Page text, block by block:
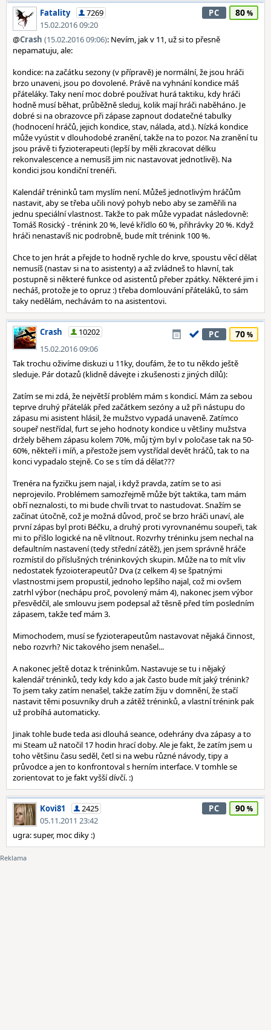
Fatality
7269
15.02.2016 09:20
PC 80
@Crash (15.02.2016 09:06): Nevím, jak v 11, už si to přesně
nepamatuju, ale:
kondice: na začátku sezony (v přípravě) je normální, že jsou hráči
brzo unaveni, jsou po dovolené. Právě na vyhnání kondice máš
přáteláky. Taky není moc dobré používat hurá taktiku, kdy hráči
hodně musí běhat, průběžně sleduj, kolik mají hráči naběháno. Je
dobré si na obrazovce při zápase zapnout dodatečné tabulky
(hodnocení hráčů, jejich kondice, stav, nálada, atd.). Nízká kondice
může vyústit v dlouhodobé zranění, takže na to pozor. Na zranění tu
jsou právě ti fyzioterapeuti (lepší by měli zkracovat délku
rekonvalescence a nemusíš jim nic nastavovat jednotlivě). Na
kondici jsou kondiční trenéři.
Kalendář tréninků tam myslím není. Můžeš jednotlivým hráčům
nastavit, aby se třeba učili nový pohyb nebo aby se zaměřili na
jednu speciální vlastnost. Takže to pak může vypadat následovně:
Tomáš Rosický - trénink 20 %, levé křídlo 60 %, přihrávky 20 %. Když
hráči nenastavíš nic podrobně, bude mít trénink 100 %.
Chce to jen hrát a přejde to hodně rychle do krve, spoustu věcí dělat
nemusíš (nastav si na to asistenty) a až zvládneš to hlavní, tak
postupně si některé funkce od asistentů přeber zpátky. Některé jim i
necháš, protože je to opruz :) třeba domlouvání přáteláků, to sám
taky nedělám, nechávám to na asistentovi.
Crash
10202
15.02.2016 09:06
PC 70
Tak trochu oživíme diskuzi u 11ky, doufám, že to tu někdo ještě
sleduje. Pár dotazů (klidně dávejte i zkušenosti z jiných dílů):
Zatím se mi zdá, že největší problém mám s kondicí. Mám za sebou
teprve druhý přátelák před začátkem sezóny a už při nástupu do
zápasu mi asistent hlásil, že mužstvo vypadá unaveně. Zatímco
soupeř nestřídal, furt se jeho hodnoty kondice u většiny mužstva
držely během zápasu kolem 70%, můj tým byl v poločase tak na 50-
60%, někteří i míň, a přestože jsem vystřídal devět hráčů, tak to na
konci vypadalo stejně. Co se s tím dá dělat???
Trenéra na fyzičku jsem najal, i když pravda, zatím se to asi
neprojevilo. Problémem samozřejmě může být taktika, tam mám
obří neznalosti, to mi bude chvíli trvat to nastudovat. Snažím se
začínat útočně, což je možná důvod, proč se brzo hráči unaví, ale
první zápas byl proti Béčku, a druhý proti vyrovnanému soupeři, tak
mi to přišlo logické na ně vlítnout. Rozvrhy tréninku jsem nechal na
defaultním nastavení (tedy střední zátěž), jen jsem správně hráče
rozmístil do příslušných tréninkových skupin. Může na to mít vliv
nedostatek fyzoioterapeutů? Dva (z celkem 4) se špatnými
vlastnostmi jsem propustil, jednoho lepšího najal, což mi ovšem
zatrhl výbor (nechápu proč, povolený mám 4), nakonec jsem výbor
přesvědčil, ale smlouvu jsem podepsal až těsně před tím posledním
zápasem, takže teď mám 3.
Mimochodem, musí se fyzioterapeutům nastavovat nějaká činnost,
nebo rozvrh? Nic takového jsem nenašel...
A nakonec ještě dotaz k tréninkům. Nastavuje se tu i nějaký
kalendář tréninků, tedy kdy kdo a jak často bude mít jaký trénink?
To jsem taky zatím nenašel, takže zatím žiju v domnění, že stačí
nastavit těmi posuvníky druh a zátěž tréninků, a vlastní trénink pak
už probíhá automaticky.
Jinak tohle bude teda asi dlouhá seance, odehrány dva zápasy a to
mi Steam už natočil 17 hodin hrací doby. Ale je fakt, že zatím jsem u
toho většinu času seděl, četl si na webu různé návody, tipy a
průvodce a jen to konfrontoval s herním interface. V tomhle se
zorientovat to je fakt vyšší dívčí. :)
Kovi81
2425
05.11.2011 23:42
PC 90
ugra: super, moc diky :)